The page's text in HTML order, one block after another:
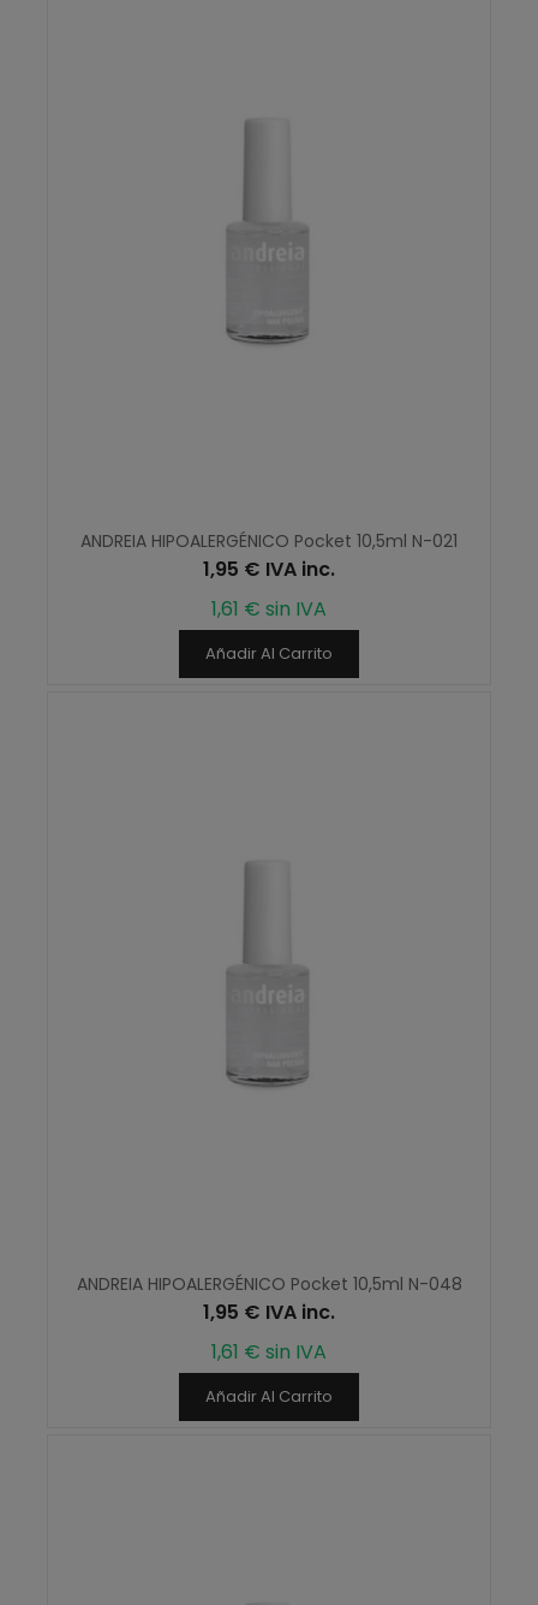
ANDREIA HIPOALERGÉNICO Pocket 10,5ml N-021
1,95 € IVA inc.
1,61 € sin IVA
Añadir Al Carrito
ANDREIA HIPOALERGÉNICO Pocket 10,5ml N-048
1,95 € IVA inc.
1,61 € sin IVA
Añadir Al Carrito